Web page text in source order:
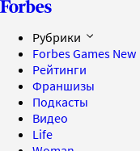
Рубрики
Forbes Games New
Рейтинги
Франшизы
Подкасты
Видео
Life